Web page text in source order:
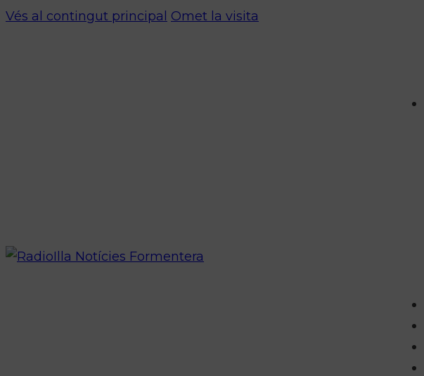
Vés al contingut principal Omet la visita